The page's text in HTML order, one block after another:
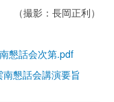
（撮影：長岡正利）
懇話会次第.pdf
懇話会講演要旨